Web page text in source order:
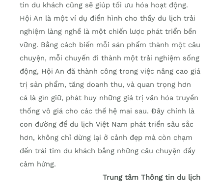
tin du khách cũng sẽ giúp tối ưu hóa hoạt động.
Hội An là một ví dụ điển hình cho thấy du lịch trải
nghiệm làng nghề là một chiến lược phát triển bền
vững. Bằng cách biến mỗi sản phẩm thành một câu
chuyện, mỗi chuyến đi thành một trải nghiệm sống
động, Hội An đã thành công trong việc nâng cao giá
trị sản phẩm, tăng doanh thu, và quan trọng hơn
cả là gìn giữ, phát huy những giá trị văn hóa truyền
thống vô giá cho các thế hệ mai sau. Đây chính là
con đường để du lịch Việt Nam phát triển sâu sắc
hơn, không chỉ dừng lại ở cảnh đẹp mà còn chạm
đến trái tim du khách bằng những câu chuyện đầy
cảm hứng.
Trung tâm Thông tin du lịch